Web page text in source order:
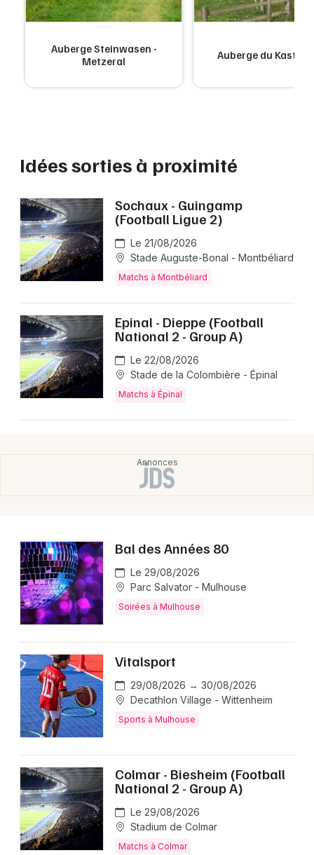
Auberge Steinwasen -
Metzeral
Auberge du
Idées sorties à proximité
Sochaux - Guingamp
(Football Ligue 2)
Le 21/08/2026
Stade Auguste-Bonal - Montbéliard
Matchs à Montbéliard
Epinal - Dieppe (Football
National 2 - Group A)
Le 22/08/2026
Stade de la Colombière - Épinal
Matchs à Épinal
Bal des Années 80
Le 29/08/2026
Parc Salvator - Mulhouse
Soirées à Mulhouse
Vitalsport
29/08/2026 → 30/08/2026
Decathlon Village - Wittenheim
Sports à Mulhouse
Colmar - Biesheim (Football
National 2 - Group A)
Le 29/08/2026
Stadium de Colmar
Matchs à Colmar